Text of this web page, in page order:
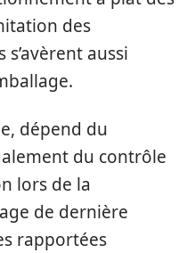
des
aussi
dépend du
du contrôle
lors de la
de dernière
rapportées